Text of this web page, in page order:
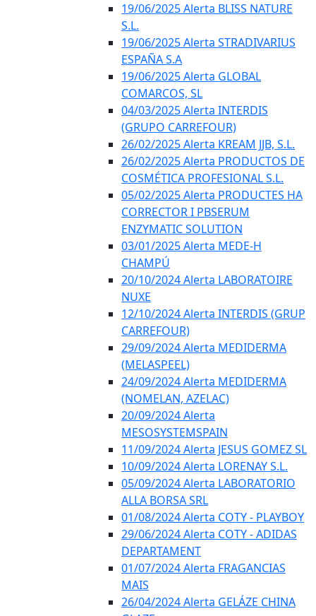
19/06/2025 Alerta BLISS NATURE
S.L.
19/06/2025 Alerta STRADIVARIUS
ESPAÑA S.A
19/06/2025 Alerta GLOBAL
COMARCOS, SL
04/03/2025 Alerta INTERDIS
(GRUPO CARREFOUR)
26/02/2025 Alerta KREAM JJB, S.L.
26/02/2025 Alerta PRODUCTOS DE
COSMÉTICA PROFESIONAL S.L.
05/02/2025 Alerta PRODUCTES HA
CORRECTOR I PBSERUM
ENZYMATIC SOLUTION
03/01/2025 Alerta MEDE-H
CHAMPÚ
20/10/2024 Alerta LABORATOIRE
NUXE
12/10/2024 Alerta INTERDIS (GRUP
CARREFOUR)
29/09/2024 Alerta MEDIDERMA
(MELASPEEL)
24/09/2024 Alerta MEDIDERMA
(NOMELAN, AZELAC)
20/09/2024 Alerta
MESOSYSTEMSPAIN
11/09/2024 Alerta JESUS GOMEZ SL
10/09/2024 Alerta LORENAY S.L.
05/09/2024 Alerta LABORATORIO
ALLA BORSA SRL
01/08/2024 Alerta COTY - PLAYBOY
29/06/2024 Alerta COTY - ADIDAS
DEPARTAMENT
01/07/2024 Alerta FRAGANCIAS
MAIS
26/04/2024 Alerta GELÁZE CHINA